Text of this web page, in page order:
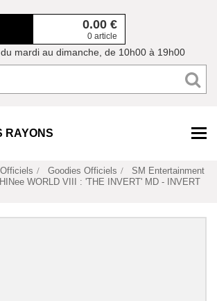
0.00 €
0 article
mardi au dimanche, de 10h00 à 19h00
RAYONS
Goodies Officiels
SM Entertainment
WORLD VIII : 'THE INVERT' MD - INVERT